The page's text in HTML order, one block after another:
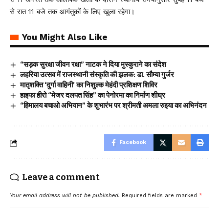
से रात 11 बजे तक आगंतुकों के लिए खुला रहेगा।
You Might Also Like
“सड़क सुरक्षा जीवन रक्षा” नाटक ने दिया मुस्कुराने का संदेश
लहरिया उत्सव में राजस्थानी संस्कृति की झलक: डा. सौम्या गुर्जर
मातृशक्ति ‘दुर्गा वाहिनी’ का निशुल्क मेहंदी प्रशिक्षण शिविर
हाइफा हीरो “मेजर दलपत सिंह” का पेनोरमा का निर्माण शीघ्र
“हिमालय बचाओ अभियान” के शुभारंभ पर श्रीमती अमला रुइया का अभिनंदन
Facebook
Leave a comment
Your email address will not be published. Required fields are marked *